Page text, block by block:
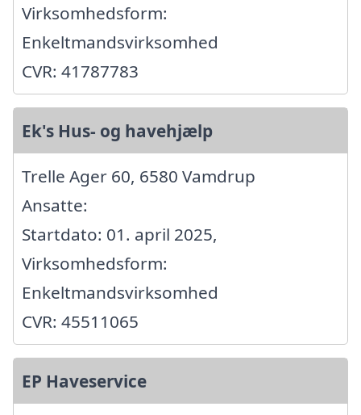
Virksomhedsform:
Enkeltmandsvirksomhed
CVR: 41787783
Ek's Hus- og havehjælp
Trelle Ager 60, 6580 Vamdrup
Ansatte:
Startdato: 01. april 2025,
Virksomhedsform:
Enkeltmandsvirksomhed
CVR: 45511065
EP Haveservice